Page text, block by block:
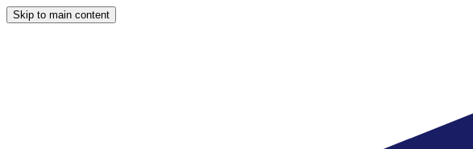
Skip to main content